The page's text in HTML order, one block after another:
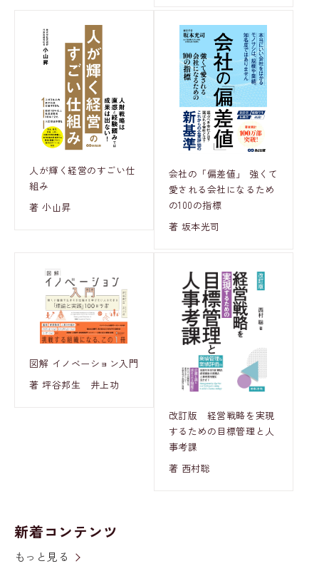
人が輝く経営のすごい仕
組み
著 小山昇
会社の「偏差値」 強くて
愛される会社になるため
の100の指標
著 坂本光司
図解 イノベーション入門
著 坪谷邦生 井上功
改訂版 経営戦略を実現
するための目標管理と人
事考課
著 西村聡
新着コンテンツ
もっと見る